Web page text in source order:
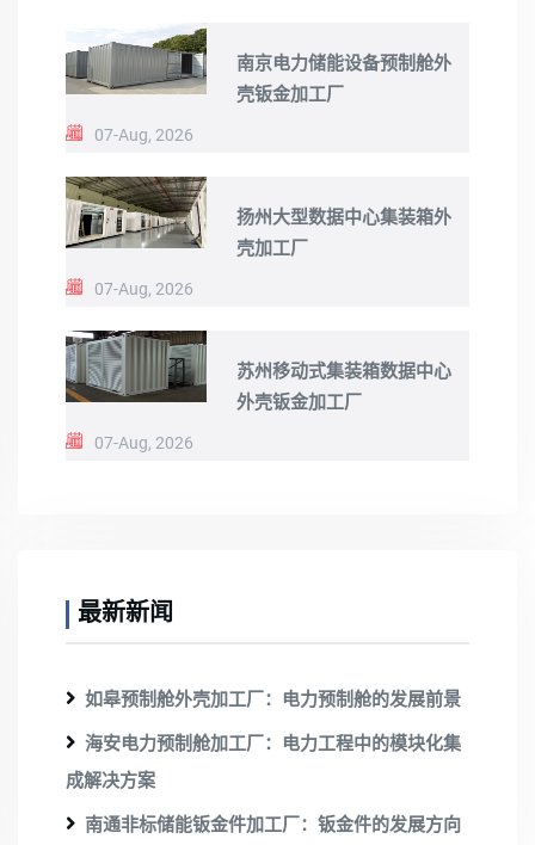
南京电力储能设备预制舱外
壳钣金加工厂
07-Aug, 2026
扬州大型数据中心集装箱外
壳加工厂
07-Aug, 2026
苏州移动式集装箱数据中心
外壳钣金加工厂
07-Aug, 2026
最新新闻
如皋预制舱外壳加工厂：电力预制舱的发展前景
海安电力预制舱加工厂：电力工程中的模块化集
成解决方案
南通非标储能钣金件加工厂：钣金件的发展方向